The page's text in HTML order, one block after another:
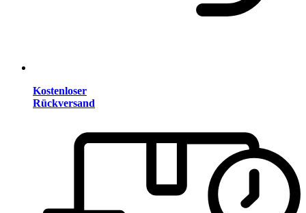
Kostenloser
Rückversand